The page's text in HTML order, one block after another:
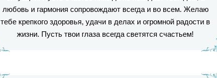
любовь и гармония сопровождают всегда и во всем. Желаю
тебе крепкого здоровья, удачи в делах и огромной радости в
жизни. Пусть твои глаза всегда светятся счастьем!